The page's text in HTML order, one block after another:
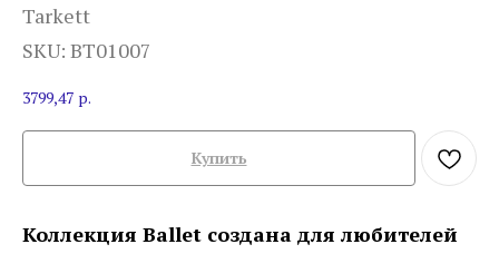
Tarkett
SKU: BT01007
3799,47 р.
Купить
Коллекция Ballet создана для любителей